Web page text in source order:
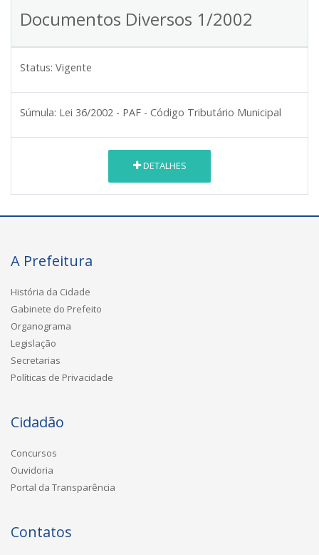
Documentos Diversos 1/2002
Status: Vigente
Súmula: Lei 36/2002 - PAF - Código Tributário Municipal
DETALHES
A Prefeitura
História da Cidade
Gabinete do Prefeito
Organograma
Legislação
Secretarias
Políticas de Privacidade
Cidadão
Concursos
Ouvidoria
Portal da Transparência
Contatos